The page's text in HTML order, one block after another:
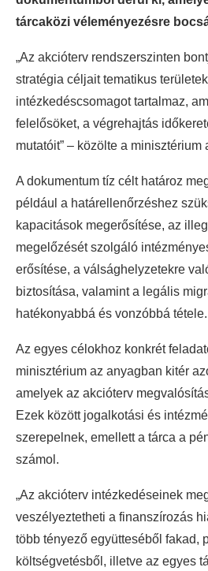
tárcaközi véleményezésre
„Az akcióterv rendszerszinten
stratégia céljait tematikus
intézkedéscsomagot tartalmaz,
felelősöket, a végrehajtás
mutatóit” – közölte a minisztérium
A dokumentum tíz célt határoz
például a határellenőrzéshez
kapacitások megerősítése, az
megelőzését szolgáló
erősítése, a válsághelyzetekre
biztosítása, valamint a legális
hatékonyabbá és vonzóbbá tétele.
Az egyes célokhoz konkrét
minisztérium az anyagban kitér
amelyek az akcióterv
Ezek között jogalkotási és
szerepelnek, emellett a tárca a
számol.
„Az akcióterv intézkedéseinek
veszélyeztetheti a finanszírozás
több tényező együtteséből fakad,
költségvetésből, illetve az egyes